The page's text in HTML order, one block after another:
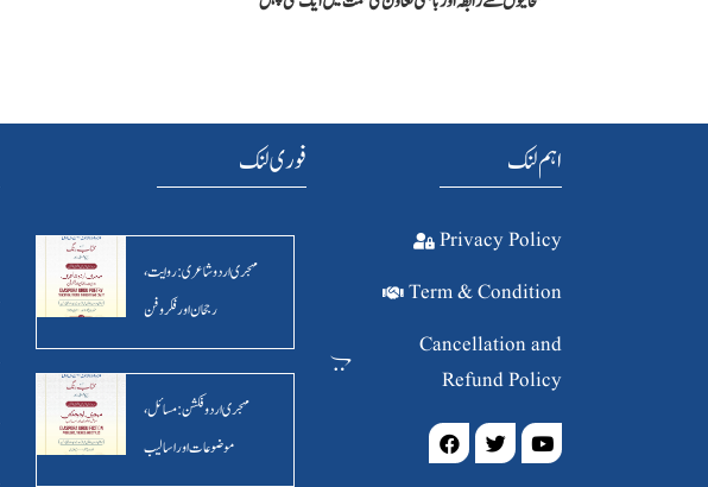
فوری لنک
مہجری اردو شاعری : روایت ،
رجحان اور فکر وفن
مہجری اردو فکشن: مسائل ،
موضوعات اور اسالیب
اہم لنک
Privacy Policy
Term & Condition
Cancellation and
Refund Policy